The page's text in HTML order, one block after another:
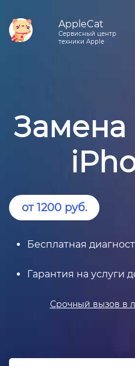
AppleCat
Сервисный центр
техники Apple
Замена
от 1200 руб.
Бесплатная
Гарантия на услуги
Срочный вызов в